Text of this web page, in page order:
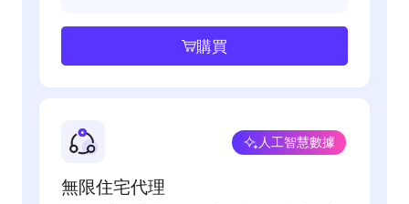
購買
無限住宅代理
人工智慧數據